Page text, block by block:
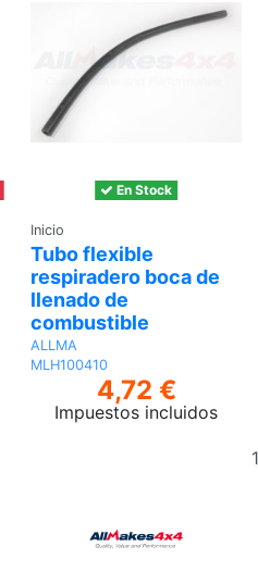
En Stock
Inicio
Tubo flexible
respiradero boca de
llenado de
combustible
ALLMA
MLH100410
4,72 €
Impuestos incluidos